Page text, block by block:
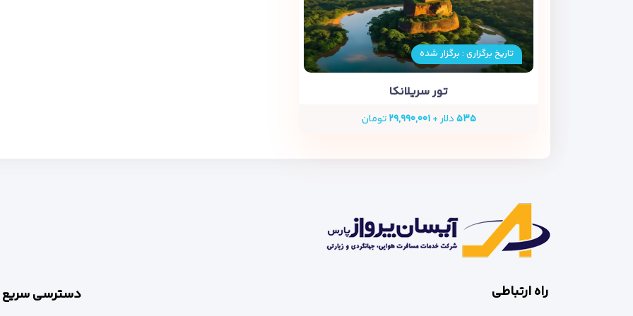
تاریخ برگزاری : برگزار شده
تور سریلانکا
۵۳۵دلار +۲۹,۹۹۰,۰۰۱تومان
راه ارتباطی دسترسی سریع